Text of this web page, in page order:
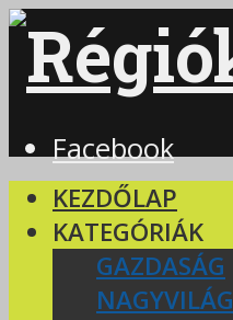
Facebook
KEZDŐLAP
KATEGÓRIÁK
GAZDASÁG
NAGYVILÁG